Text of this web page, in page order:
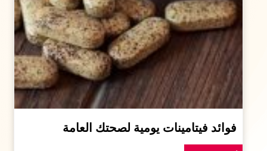
فوائد فيتامينات يومية لصحتك العامة